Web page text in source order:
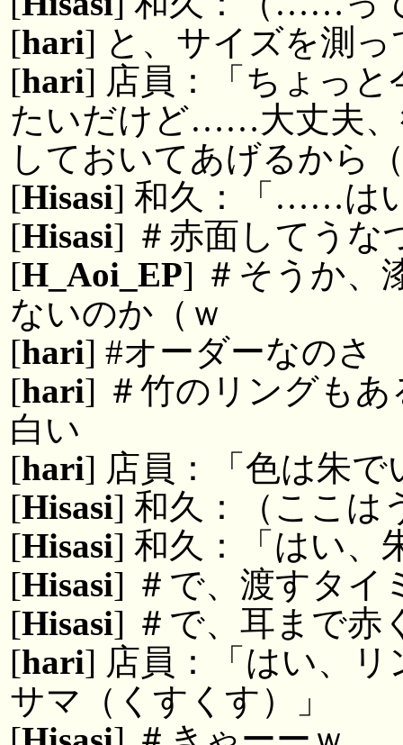
[hari] と、サイズを測っ
[hari] 店員：「ちょっ
たいだけど……大丈夫、
しておいてあげるから
[Hisasi] 和久：「……は
[Hisasi] ＃赤面してうな
[H_Aoi_EP] ＃そうか、
ないのか（ｗ
[hari] #オーダーなのさ
[hari] ＃竹のリングも
白い
[hari] 店員：「色は朱で
[Hisasi] 和久：（ここは
[Hisasi] 和久：「はい
[Hisasi] ＃で、渡すタイ
[Hisasi] ＃で、耳まで赤
[hari] 店員：「はい、
サマ（くすくす）」